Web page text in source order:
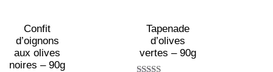
Confit
d’oignons
aux olives
noires – 90g
Tapenade
d’olives
vertes – 90g